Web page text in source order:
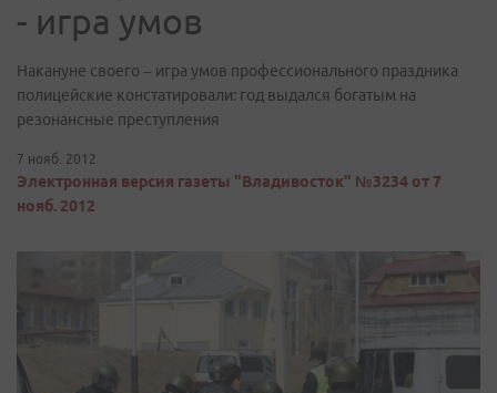
- игра умов
Накануне своего – игра умов профессионального праздника
полицейские констатировали: год выдался богатым на
резонансные преступления
7 нояб. 2012
Электронная версия газеты "Владивосток" №3234 от 7
нояб. 2012